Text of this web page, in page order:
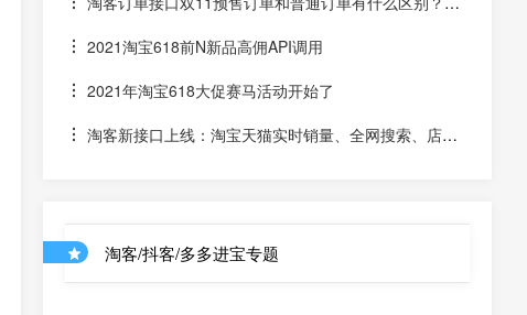
么区分是淘客双11预售订单是否已付尾款？预售中支付了定
金的宝贝该如何计算佣金
2021淘宝618前N新品高佣API调用
2021年淘宝618大促赛马活动开始了
淘客新接口上线：淘宝天猫实时销量、全网搜索、店铺
淘客/抖客/多多进宝专题